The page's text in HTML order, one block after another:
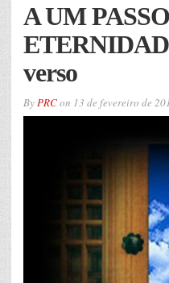
A UM
verso
ByPRCon 13 de fevereiro de